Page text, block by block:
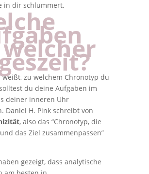
in dir schlummert.
weißt, zu welchem Chronotyp du
du deine Aufgaben im
deiner inneren Uhr
Daniel H. Pink schreibt von
, also das “Chronotyp, die
das Ziel zusammenpassen”
gezeigt, dass analytische